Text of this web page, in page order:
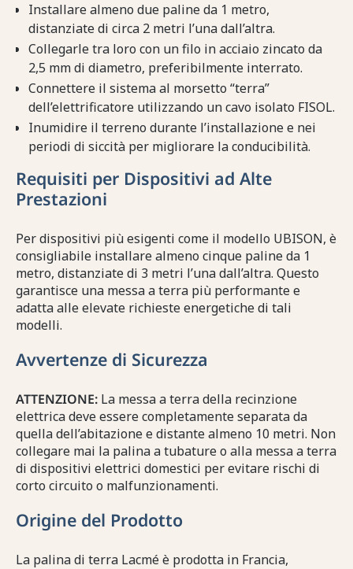
Installare almeno due paline da 1 metro,
distanziate di circa 2 metri l’una dall’altra.
Collegarle tra loro con un filo in acciaio zincato da
2,5 mm di diametro, preferibilmente interrato.
Connettere il sistema al morsetto “terra”
dell’elettrificatore utilizzando un cavo isolato FISOL.
Inumidire il terreno durante l’installazione e nei
periodi di siccità per migliorare la conducibilità.
Requisiti per Dispositivi ad Alte
Prestazioni
Per dispositivi più esigenti come il modello UBISON, è
consigliabile installare almeno cinque paline da 1
metro, distanziate di 3 metri l’una dall’altra. Questo
garantisce una messa a terra più performante e
adatta alle elevate richieste energetiche di tali
modelli.
Avvertenze di Sicurezza
ATTENZIONE: La messa a terra della recinzione
elettrica deve essere completamente separata da
quella dell’abitazione e distante almeno 10 metri. Non
collegare mai la palina a tubature o alla messa a terra
di dispositivi elettrici domestici per evitare rischi di
corto circuito o malfunzionamenti.
Origine del Prodotto
La palina di terra Lacmé è prodotta in Francia,